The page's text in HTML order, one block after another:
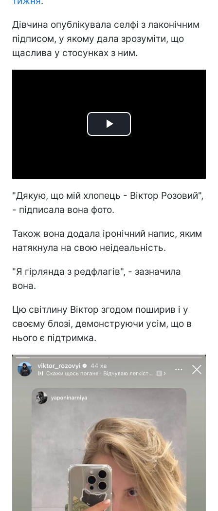
Дівчина опублікувала селфі з лаконічним
підписом, у якому дала зрозуміти, що
щаслива у стосунках з ним.
Play
"Дякую, що мій хлопець - Віктор Розовий",
- підписала вона фото.
Також вона додала іронічний напис, яким
натякнула на свою неідеальність.
"Я гірлянда з редфлагів", - зазначила
вона.
Цю світлину Віктор згодом поширив і у
своєму блозі, демонструючи усім, що в
нього є підтримка.